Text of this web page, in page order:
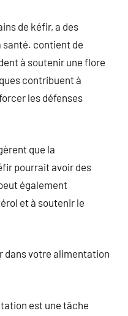
de kéfir, a des
contient de
à soutenir une flore
contribuent à
les défenses
que la
pourrait avoir des
également
et à soutenir le
dans votre alimentation
est une tâche